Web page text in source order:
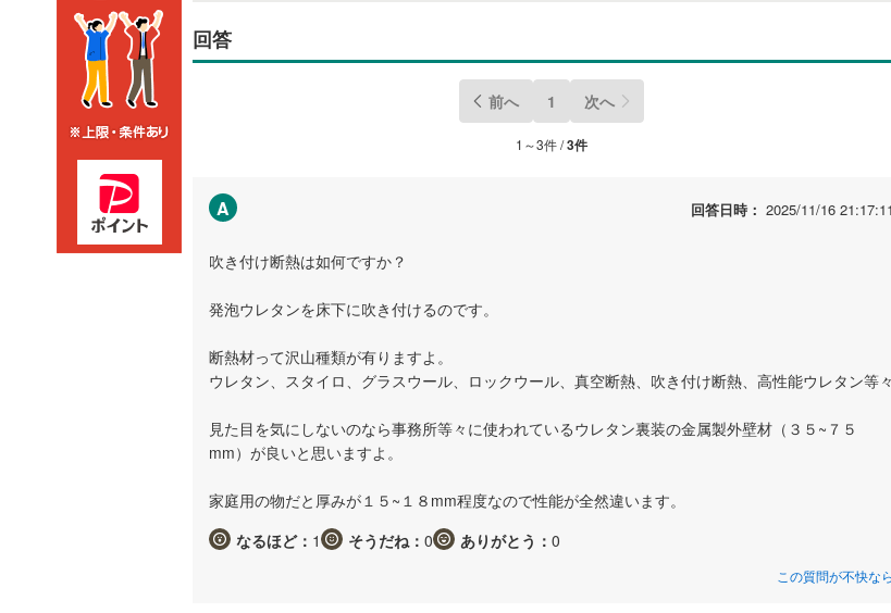
回答
前へ 1 次へ
1～3件 /3件
A 回答日時： 2025/11/16 21:17:11
吹き付け断熱は如何ですか？
発泡ウレタンを床下に吹き付けるのです。
断熱材って沢山種類が有りますよ。
ウレタン、スタイロ、グラスウール、ロックウール、真空断熱、吹き付け断熱、高性能ウレタン等々
見た目を気にしないのなら事務所等々に使われているウレタン裏装の金属製外壁材（３５~７５
mm）が良いと思いますよ。
家庭用の物だと厚みが１５~１８mm程度なので性能が全然違います。
なるほど： 1 そうだね： 0 ありがとう： 0
この質問が不快なら